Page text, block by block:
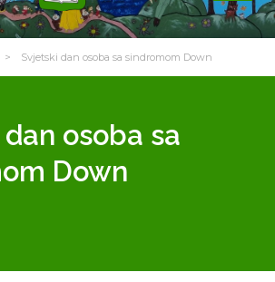
> Svjetski dan osoba sa sindromom Down
osoba sa
Down